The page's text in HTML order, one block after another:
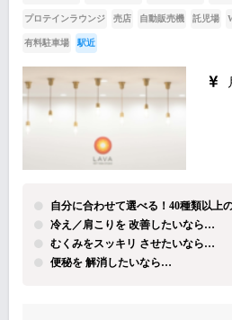
プロテインラウンジ 売店 自動販売機 託児場
有料駐車場 駅近
自分に合わせて選べる！40種類以上
冷え／肩こりを 改善したいなら…
むくみをスッキリ させたいなら…
便秘を 解消したいなら…